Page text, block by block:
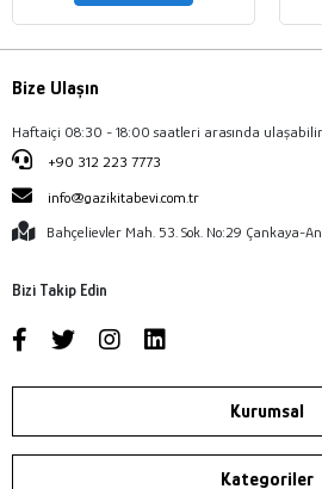
Bize Ulaşın
Haftaiçi 08:30 - 18:00 saatleri arasında
+90 312 223 7773
info@gazikitabevi.com.tr
Bahçelievler Mah. 53. Sok. No:29 Çankaya-
Bizi Takip Edin
Kurumsal
Kategoriler